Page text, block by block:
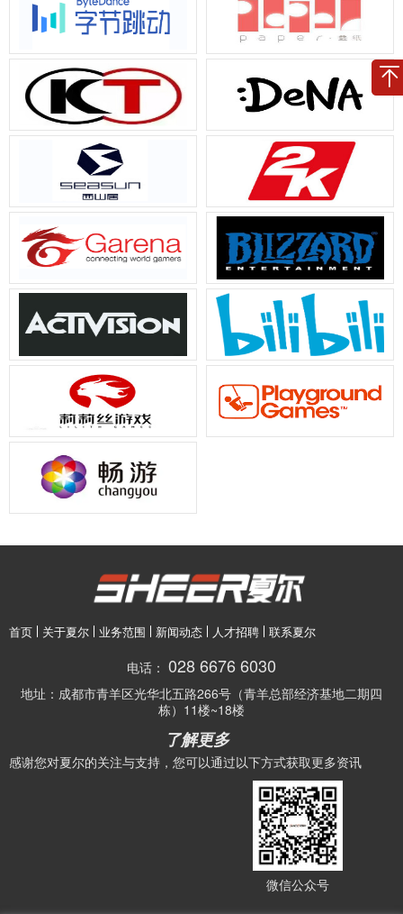
首页 关于夏尔 业务范围 新闻动态 人才招聘 联系夏尔
电话： 028 6676 6030
地址： 成都市青羊区光华北五路266号（青羊总部经济基地二期四
栋）11楼~18楼
了解更多
感谢您对夏尔的关注与支持，您可以通过以下方式获取更多资讯
微信公众号